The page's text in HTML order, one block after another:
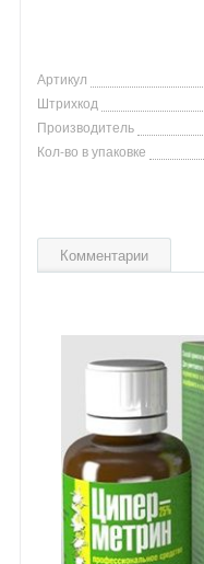
Артикул
Штрихкод
Производитель
Кол-во в упаковке
Комментарии